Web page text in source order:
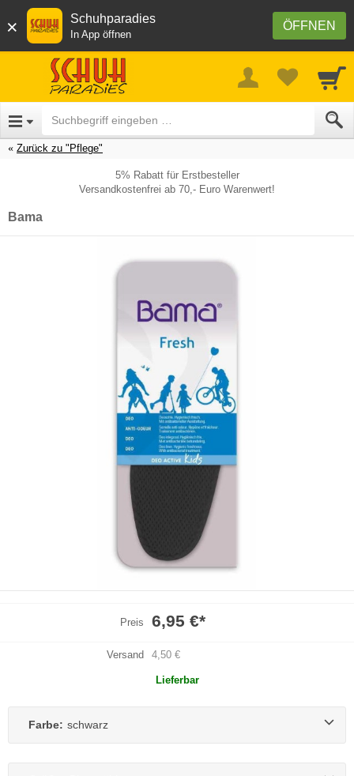
× ÖFFNEN
Schuhparadies
In App öffnen
Zurück zu "Pflege"
5% Rabatt für Erstbesteller
Versandkostenfrei ab 70,- Euro Warenwert!
Bama
Preis 6,95 €*
Versand 4,50 €
Lieferbar
Farbe: schwarz